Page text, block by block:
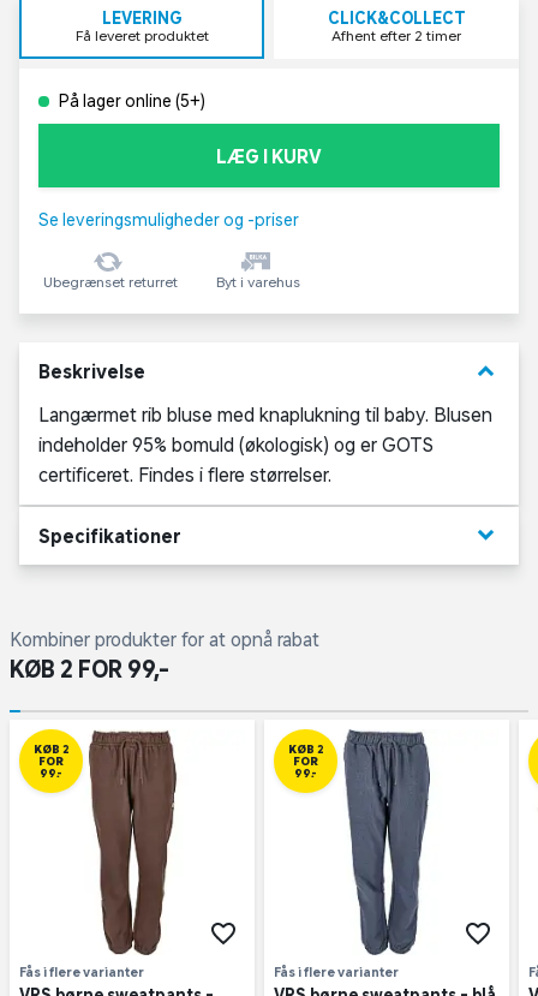
LEVERING
Få leveret produktet
CLICK&COLLECT
Afhent efter 2 timer
På lager online (5+)
LÆG I KURV
Se leveringsmuligheder og -priser
Ubegrænset returret Byt i varehus
Beskrivelse keyboard_arrow_down
Langærmet rib bluse med knaplukning til baby. Blusen
indeholder 95% bomuld (økologisk) og er GOTS
certificeret. Findes i flere størrelser.
Specifikationer keyboard_arrow_down
Kombiner produkter for at opnå rabat
KØB 2 FOR 99,-
KØB 2
FOR
99,-
Fås i flere varianter
KØB 2
FOR
99,-
Fås i flere varianter